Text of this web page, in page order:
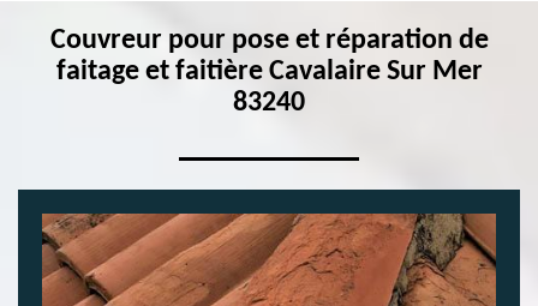
Couvreur pour pose et réparation de
faitage et faitière Cavalaire Sur Mer
83240